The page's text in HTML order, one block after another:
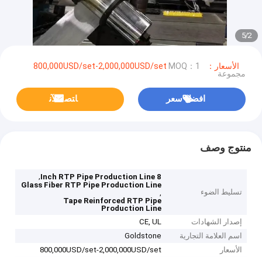
2
/
5
الأسعار：800,000USD/set-2,000,000USD/set MOQ：1
مجموعة
افضل سعر ﺎﺘﺼﻟ ﺍﻶﻧ
منتوج وصف
تسليط الضوء
8 Inch RTP Pipe Production Line
,
Glass Fiber RTP Pipe Production Line
,
Tape Reinforced RTP Pipe
Production Line
إصدار الشهادات
CE, UL
اسم العلامة التجارية
Goldstone
الأسعار
800,000USD/set-2,000,000USD/set